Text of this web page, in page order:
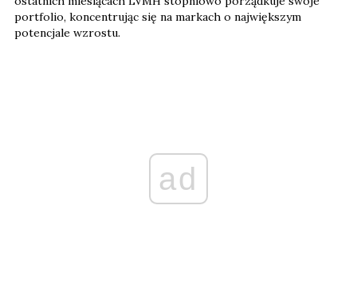
portfolio, koncentrując się na markach o największym
potencjale wzrostu.
ad